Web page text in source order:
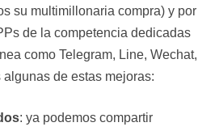
su multimillonaria compra) y por
de la competencia dedicadas
como Telegram, Line, Wechat,
de estas mejoras:
: ya podemos compartir